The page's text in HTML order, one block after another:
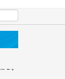
Bộ